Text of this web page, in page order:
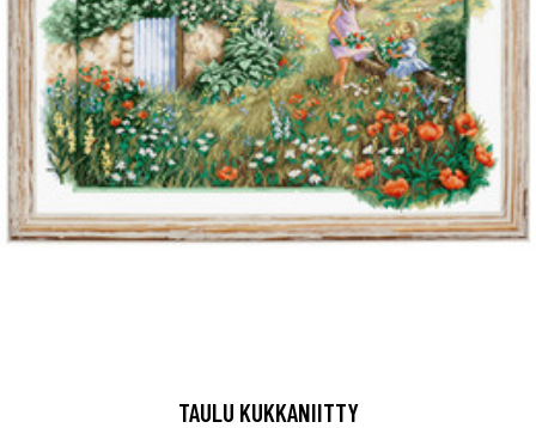
TAULU KUKKANIITTY